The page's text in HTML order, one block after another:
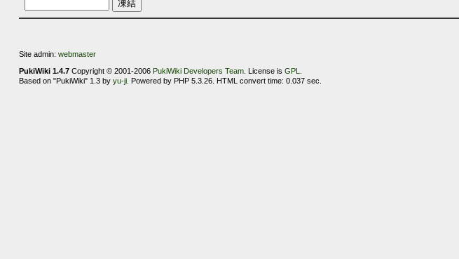
Site admin: webmaster
PukiWiki 1.4.7Copyright © 2001-2006 PukiWiki Developers Team. License is GPL
Based on "PukiWiki" 1.3 by yu-ji. Powered by PHP 5.3.26. HTML convert time: 0.037 sec.